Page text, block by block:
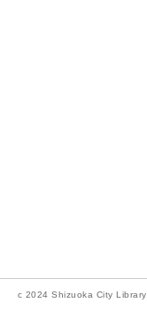
c 2024 Shizuoka City Library.